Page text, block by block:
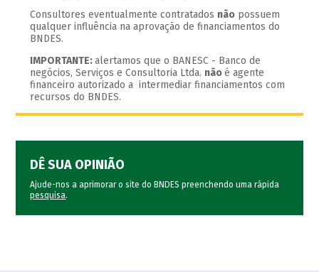
Consultores eventualmente contratados não possuem
qualquer influência na aprovação de financiamentos do
BNDES.
IMPORTANTE:alertamos que o BANESC - Banco de
negócios, Serviços e Consultoria Ltda. nãoé agente
financeiro autorizado a intermediar financiamentos com
recursos do BNDES.
DÊ SUA OPINIÃO
Ajude-nos a aprimorar o site do BNDES preenchendo uma rápida
pesquisa.